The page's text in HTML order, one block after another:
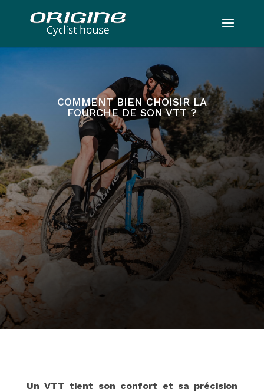
COMMENT BIEN CHOISIR LA
FOURCHE DE SON VTT ?
Un VTT tient son confort et sa précision